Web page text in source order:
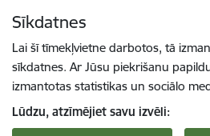
Sīkdatnes
Lai šī tīmekļvietne darbotos, tā
sīkdatnes. Ar Jūsu piekrišanu
izmantotas statistikas un sociālo
Lūdzu, atzīmējiet savu izvēli: